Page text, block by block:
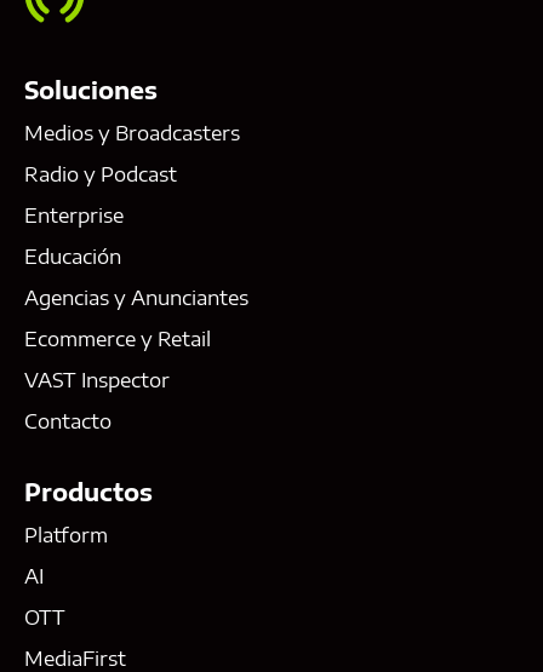
Soluciones
Medios y Broadcasters
Radio y Podcast
Enterprise
Educación
Agencias y Anunciantes
Ecommerce y Retail
VAST Inspector
Contacto
Productos
Platform
AI
OTT
MediaFirst